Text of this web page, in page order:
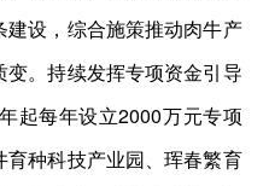
设，综合施策推动肉牛产
。持续发挥专项资金引导
起每年设立2000万元专项
种科技产业园、珲春繁育